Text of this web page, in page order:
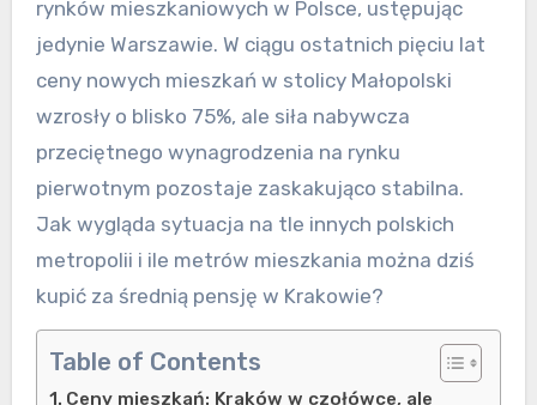
rynków mieszkaniowych w Polsce, ustępując
jedynie Warszawie. W ciągu ostatnich pięciu lat
ceny nowych mieszkań w stolicy Małopolski
wzrosły o blisko 75%, ale siła nabywcza
przeciętnego wynagrodzenia na rynku
pierwotnym pozostaje zaskakująco stabilna.
Jak wygląda sytuacja na tle innych polskich
metropolii i ile metrów mieszkania można dziś
kupić za średnią pensję w Krakowie?
Table of Contents
Ceny mieszkań: Kraków w czołówce, ale